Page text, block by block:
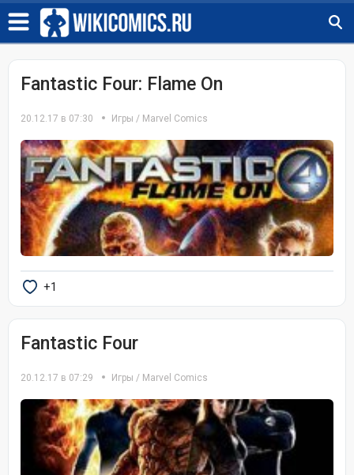
Fantastic Four: Flame On
20.12.17 в 07:30 Игры / Marvel Comics
+1
Fantastic Four
20.12.17 в 07:29 Игры / Marvel Comics